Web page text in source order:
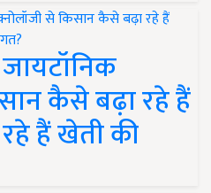
कैसे बढ़ा रहे हैं
हैं खेती की